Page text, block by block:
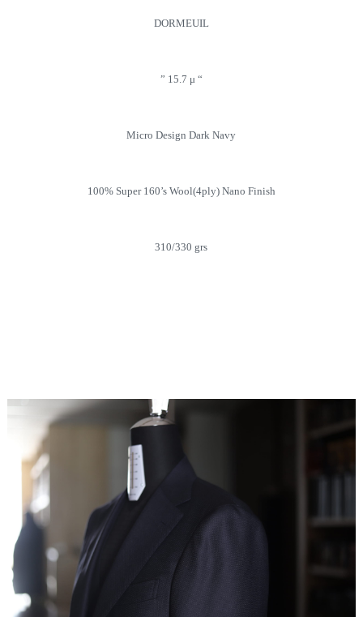
DORMEUIL
” 15.7 μ “
Micro Design Dark Navy
100% Super 160’s Wool(4ply) Nano Finish
310/330 grs